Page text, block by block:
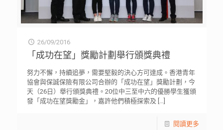
26/09/2016
「成功在望」獎勵計劃舉行頒獎典禮
努力不懈，持續追夢，需要堅毅的決心方可達成。香港青年
協會與保誠保險有限公司合辦的「成功在望」獎勵計劃，今
天（26日）舉行頒獎典禮。20位中三至中六的優勝學生獲頒
發「成功在望獎勵金」，嘉許他們積極探索及 […]
閱讀更多